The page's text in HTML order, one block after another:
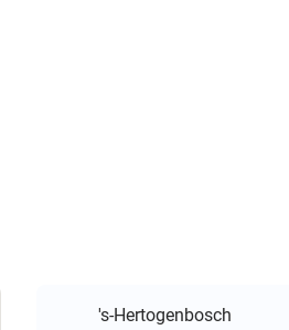
's-Hertogenbosch